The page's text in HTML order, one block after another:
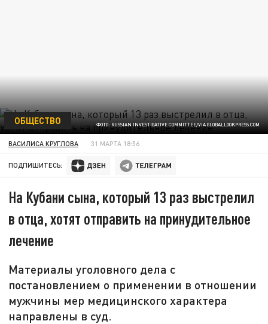
ФОТО: RUSSIAN INVESTIGATIVE COMMITTEE/VIA GLOBALLOOKPRESS.COM
ОБЩЕСТВО
ВАСИЛИСА КРУГЛОВА 31 МАРТА 18:56
ПОДПИШИТЕСЬ:
На Кубани сына, который 13 раз выстрелил
в отца, хотят отправить на принудительное
лечение
Материалы уголовного дела с
постановлением о применении в отношении
мужчины мер медицинского характера
направлены в суд.